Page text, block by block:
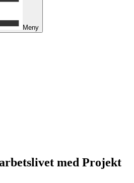
Meny
med Projekt